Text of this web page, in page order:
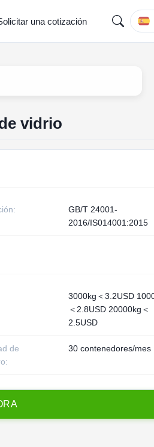
una cotización
vidrio
GB/T 24001-
2016/IS014001:2015
3000kg＜3.2USD
＜2.8USD 20000kg＜
2.5USD
de
30 contenedores/mes
RA